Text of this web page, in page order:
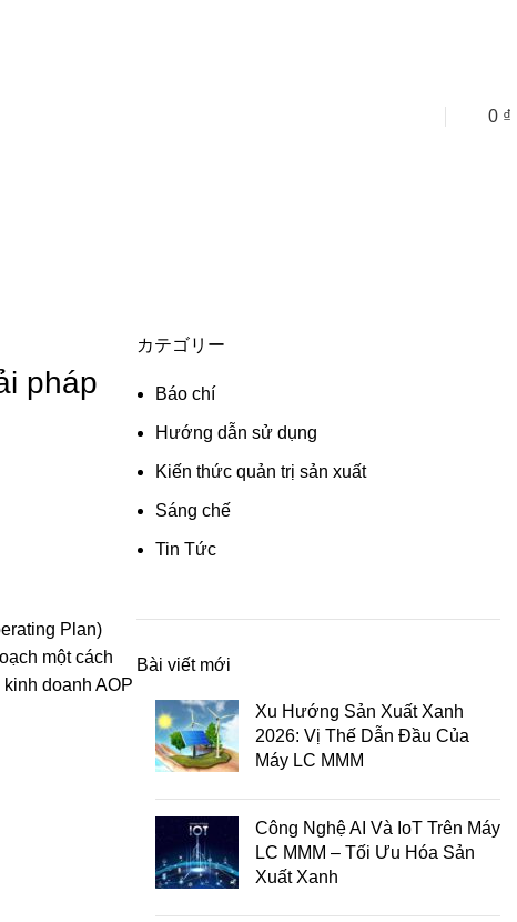
0 ₫
pháp
Plan)
một cách
doanh AOP
カテゴリー
Báo chí
Hướng dẫn sử dụng
Kiến thức quản trị sản xuất
Sáng chế
Tin Tức
Bài viết mới
Xu Hướng Sản Xuất Xanh
2026: Vị Thế Dẫn Đầu Của
Máy LC MMM
Công Nghệ AI Và IoT Trên Máy
LC MMM – Tối Ưu Hóa Sản
Xuất Xanh